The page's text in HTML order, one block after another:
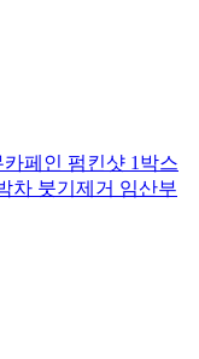
페인 펌킨샷 1박스
차 붓기제거 임산부